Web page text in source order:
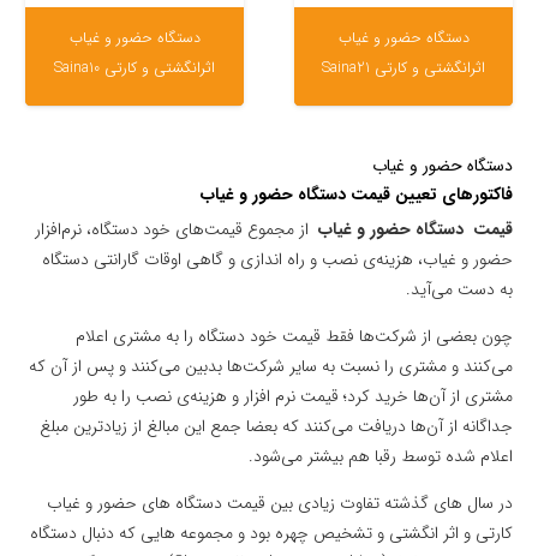
دستگاه حضور و غیاب
اثرانگشتی و کارتی Saina21
دستگاه حضور و غیاب
اثرانگشتی و کارتی Saina10
دستگاه حضور و غیاب
فاکتورهای تعیین قیمت دستگاه حضور و غیاب
قیمت دستگاه حضور و غیاب از مجموع قیمت‌های خود دستگاه، نرم‌افزار
حضور و غیاب، هزینه‌ی نصب و راه اندازی و گاهی اوقات گارانتی دستگاه
به دست می‌آید.
چون بعضی از شرکت‌ها فقط قیمت خود دستگاه را به مشتری اعلام
می‌کنند و مشتری را نسبت به سایر شرکت‌ها بدبین می‌کنند و پس از آن که
مشتری از آن‌ها خرید کرد؛ قیمت نرم افزار و هزینه‌ی نصب را به طور
جداگانه از آن‌ها دریافت می‌کنند که بعضا جمع این مبالغ از زیادترین مبلغ
اعلام شده توسط رقبا هم بیشتر می‌شود.
در سال های گذشته تفاوت زیادی بین قیمت دستگاه های حضور و غیاب
کارتی و اثر انگشتی و تشخیص چهره بود و مجموعه هایی که دنبال دستگاه